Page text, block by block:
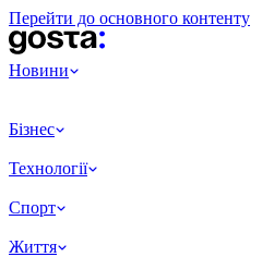
Перейти до основного контенту
Новини
Бізнес
Технології
Спорт
Життя